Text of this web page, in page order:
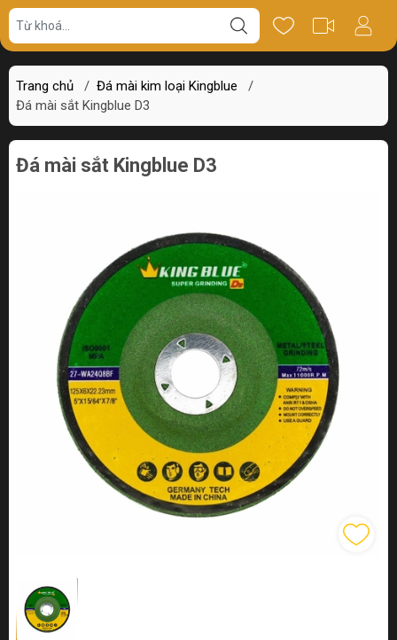
Trang chủ / Đá mài kim loại Kingblue
/
Đá mài sắt Kingblue D3
Giá bán Thông số Review
Đá mài sắt Kingblue D3